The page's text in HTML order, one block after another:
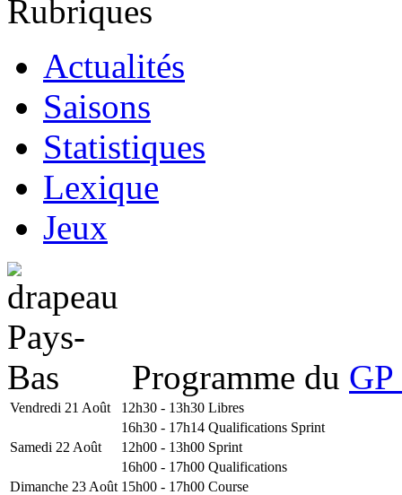
Rubriques
Actualités
Saisons
Statistiques
Lexique
Jeux
Programme du
Vendredi 21 Août 12h30 - 13h30 Libres
16h30 - 17h14 Qualifications Sprint
Samedi 22 Août
12h00 - 13h00 Sprint
16h00 - 17h00 Qualifications
Dimanche 23 Août 15h00 - 17h00 Course